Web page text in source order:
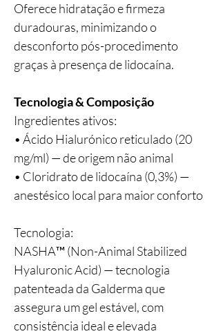
Oferece hidratação e firmeza
duradouras, minimizando o
desconforto pós-procedimento
graças à presença de lidocaína.
Tecnologia & Composição
Ingredientes ativos:
• Ácido Hialurónico reticulado (20
mg/ml) — de origem não animal
• Cloridrato de lidocaína (0,3%) —
anestésico local para maior conforto
Tecnologia:
NASHA™ (Non-Animal Stabilized
Hyaluronic Acid) — tecnologia
patenteada da Galderma que
assegura um gel estável, com
consistência ideal e elevada